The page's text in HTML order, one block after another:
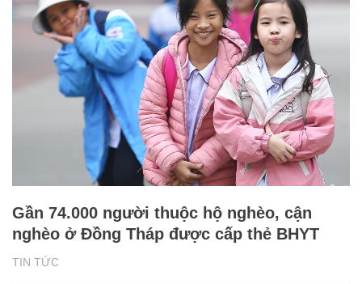
TIN TỨC
Gần 74.000 người thuộc hộ nghèo, cận
nghèo ở Đồng Tháp được cấp thẻ BHYT